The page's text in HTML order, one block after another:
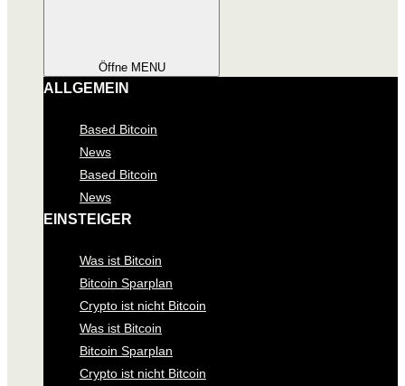
Öffne MENU
ALLGEMEIN
Based Bitcoin
News
Based Bitcoin
News
EINSTEIGER
Was ist Bitcoin
Bitcoin Sparplan
Crypto ist nicht Bitcoin
Was ist Bitcoin
Bitcoin Sparplan
Crypto ist nicht Bitcoin